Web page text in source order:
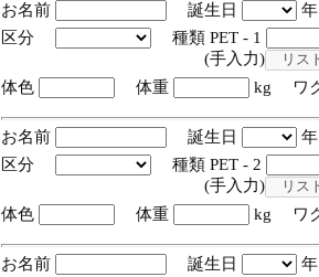
お名前 誕生日
区分
種類 PET - 1
(手入力)
体色
体重 kg ワ
お名前 誕生日
区分
種類 PET - 2
(手入力)
体色
体重 kg ワ
お名前 誕生日